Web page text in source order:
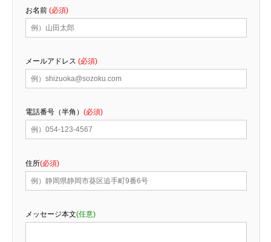
お名前 (必須)
メールアドレス (必須)
電話番号（半角） (必須)
住所(必須)
メッセージ本文(任意)